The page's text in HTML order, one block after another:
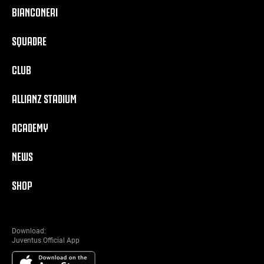
BIANCONERI
SQUADRE
CLUB
ALLIANZ STADIUM
ACADEMY
NEWS
SHOP
Download:
Juventus Official App